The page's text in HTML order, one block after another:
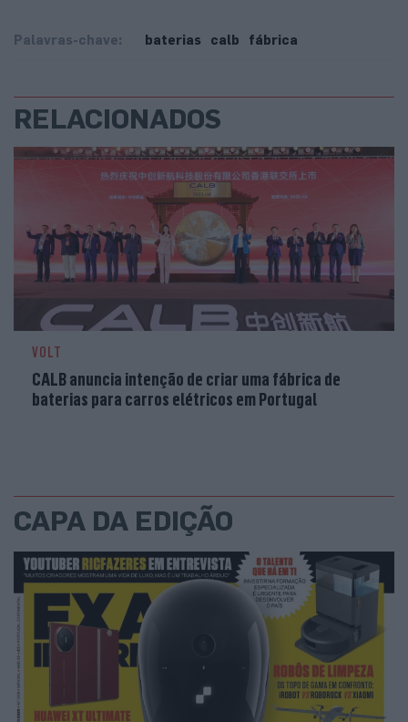
Palavras-chave: baterias calb fábrica
RELACIONADOS
VOLT
CALB anuncia intenção de criar uma fábrica de
baterias para carros elétricos em Portugal
CAPA DA EDIÇÃO